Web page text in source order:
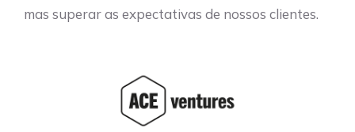
mas superar as expectativas de nossos clientes.